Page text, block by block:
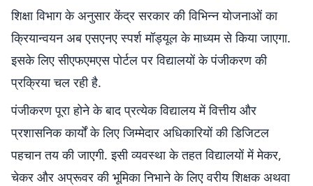
शिक्षा विभाग के अनुसार केंद्र सरकार की विभिन्न योजनाओं का
क्रियान्वयन अब एसएनए स्पर्श मॉड्यूल के माध्यम से किया जाएगा.
इसके लिए सीएफएमएस पोर्टल पर विद्यालयों के पंजीकरण की
प्रक्रिया चल रही है.
पंजीकरण पूरा होने के बाद प्रत्येक विद्यालय में वित्तीय और
प्रशासनिक कार्यों के लिए जिम्मेदार अधिकारियों की डिजिटल
पहचान तय की जाएगी. इसी व्यवस्था के तहत विद्यालयों में मेकर,
चेकर और अप्रूवर की भूमिका निभाने के लिए वरीय शिक्षक अथवा